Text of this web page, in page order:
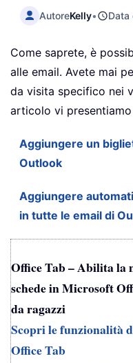
AutoreKelly• Data
Come saprete, è
alle email. Avete mai
da visita specifico nei
articolo vi
Aggiungere un
Outlook
Aggiungere
in tutte le email di
Office Tab – Abilita la
schede in Microsoft
da ragazzi
Scopri le funzionalità
Office Tab